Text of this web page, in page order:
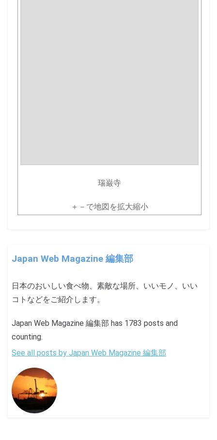
瑞巌寺
＋－で地図を拡大縮小
Japan Web Magazine 編集部
日本のおいしい食べ物、素敵な場所、いいモノ、いい
コトなどをご紹介します。
Japan Web Magazine 編集部 has 1783 posts and
counting.
See all posts by Japan Web Magazine 編集部